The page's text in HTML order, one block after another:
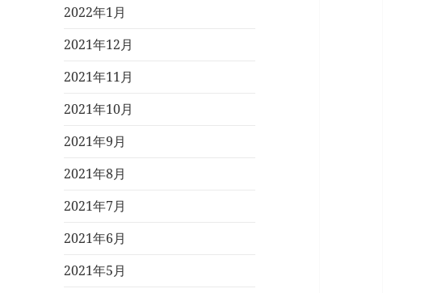
2022年1月
2021年12月
2021年11月
2021年10月
2021年9月
2021年8月
2021年7月
2021年6月
2021年5月